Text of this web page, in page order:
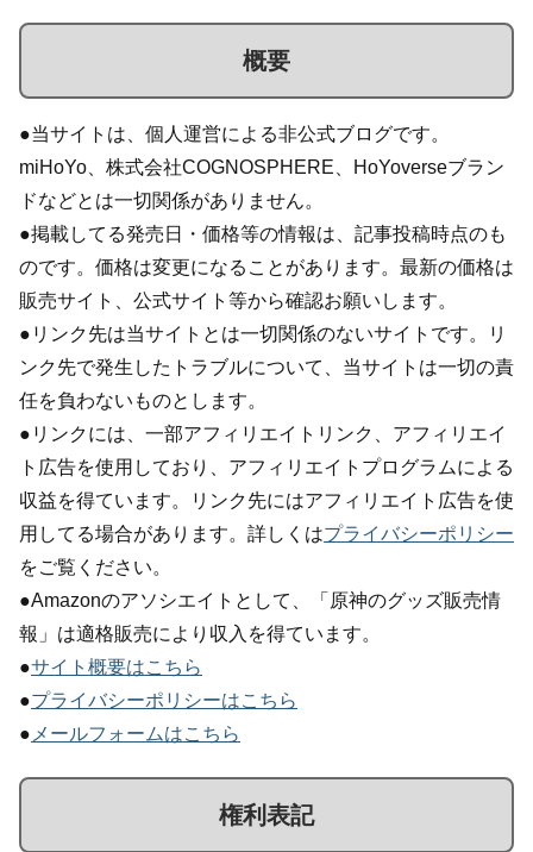
概要
●当サイトは、個人運営による非公式ブログです。
miHoYo、株式会社COGNOSPHERE、HoYoverseブラン
ドなどとは一切関係がありません。
●掲載してる発売日・価格等の情報は、記事投稿時点のも
のです。価格は変更になることがあります。最新の価格は
販売サイト、公式サイト等から確認お願いします。
●リンク先は当サイトとは一切関係のないサイトです。リ
ンク先で発生したトラブルについて、当サイトは一切の責
任を負わないものとします。
●リンクには、一部アフィリエイトリンク、アフィリエイ
ト広告を使用しており、アフィリエイトプログラムによる
収益を得ています。リンク先にはアフィリエイト広告を使
用してる場合があります。詳しくはプライバシーポリシー
をご覧ください。
●Amazonのアソシエイトとして、「原神のグッズ販売情
報」は適格販売により収入を得ています。
●サイト概要はこちら
●プライバシーポリシーはこちら
● メールフォームはこちら
権利表記